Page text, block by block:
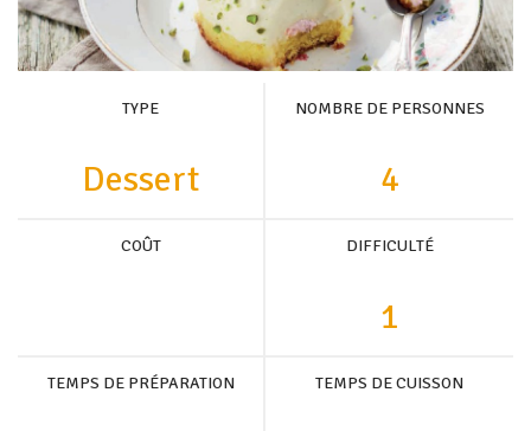
TYPE
Dessert
NOMBRE DE PERSONNES
4
COÛT DIFFICULTÉ
1
TEMPS DE PRÉPARATION TEMPS DE CUISSON